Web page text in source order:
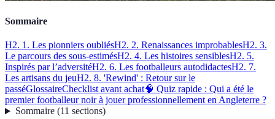
Sommaire
H2. 1. Les pionniers oubliésH2. 2. Renaissances improbablesH2. 3.
Le parcours des sous-estimésH2. 4. Les histoires sensiblesH2. 5.
Inspirés par l’adversitéH2. 6. Les footballeurs autodidactesH2. 7.
Les artisans du jeuH2. 8. 'Rewind' : Retour sur le
passéGlossaireChecklist avant achat🧠 Quiz rapide : Qui a été le
premier footballeur noir à jouer professionnellement en Angleterre ?
Sommaire(11 sections)